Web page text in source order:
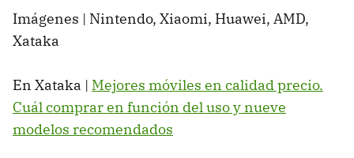
Imágenes | Nintendo, Xiaomi, Huawei, AMD,
Xataka
En Xataka | Mejores móviles en calidad precio.
Cuál comprar en función del uso y nueve
modelos recomendados